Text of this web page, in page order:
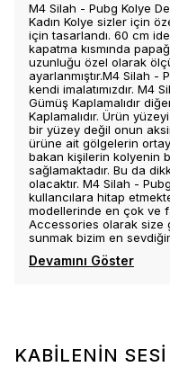
M4 Silah - Pubg Kolye
Kadın Kolye sizler için
için tasarlandı. 60 cm
kapatma kısmında
uzunluğu özel olarak
ayarlanmıştır.M4 Silah -
kendi imalatımızdır. M4
Gümüş Kaplamalıdır
Kaplamalıdır. Ürün
bir yüzey değil onun
ürüne ait gölgelerin
bakan kişilerin kolyenin
sağlamaktadır. Bu da
olacaktır. M4 Silah -
kullancılara hitap
modellerinde en çok ve
Accessories olarak size
sunmak bizim en
Devamını Göster
KABİLENİN SESİ